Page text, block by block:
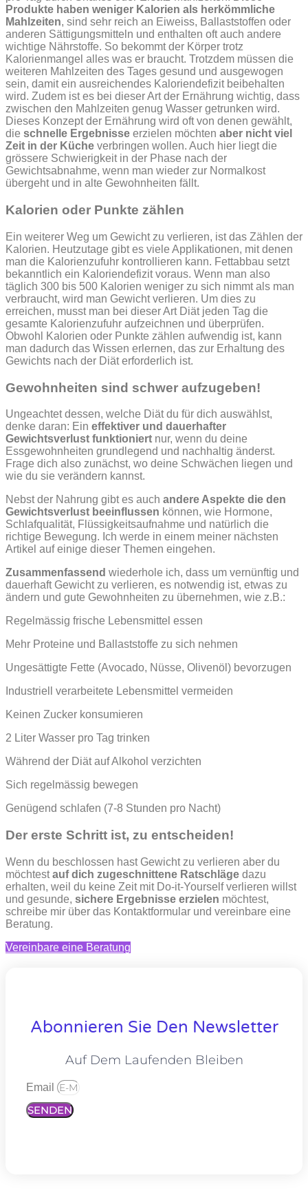
Produkte haben weniger Kalorien als herkömmliche
Mahlzeiten, sind sehr reich an Eiweiss, Ballaststoffen oder
anderen Sättigungsmitteln und enthalten oft auch andere
wichtige Nährstoffe. So bekommt der Körper trotz
Kalorienmangel alles was er braucht. Trotzdem müssen die
weiteren Mahlzeiten des Tages gesund und ausgewogen
sein, damit ein ausreichendes Kaloriendefizit beibehalten
wird. Zudem ist es bei dieser Art der Ernährung wichtig, dass
zwischen den Mahlzeiten genug Wasser getrunken wird.
Dieses Konzept der Ernährung wird oft von denen gewählt,
die schnelle Ergebnisse erzielen möchten aber nicht viel
Zeit in der Küche verbringen wollen. Auch hier liegt die
grössere Schwierigkeit in der Phase nach der
Gewichtsabnahme, wenn man wieder zur Normalkost
übergeht und in alte Gewohnheiten fällt.
Kalorien oder Punkte zählen
Ein weiterer Weg um Gewicht zu verlieren, ist das Zählen der
Kalorien. Heutzutage gibt es viele Applikationen, mit denen
man die Kalorienzufuhr kontrollieren kann. Fettabbau setzt
bekanntlich ein Kaloriendefizit voraus. Wenn man also
täglich 300 bis 500 Kalorien weniger zu sich nimmt als man
verbraucht, wird man Gewicht verlieren. Um dies zu
erreichen, musst man bei dieser Art Diät jeden Tag die
gesamte Kalorienzufuhr aufzeichnen und überprüfen.
Obwohl Kalorien oder Punkte zählen aufwendig ist, kann
man dadurch das Wissen erlernen, das zur Erhaltung des
Gewichts nach der Diät erforderlich ist.
Gewohnheiten sind schwer aufzugeben!
Ungeachtet dessen, welche Diät du für dich auswählst,
denke daran: Ein effektiver und dauerhafter
Gewichtsverlust funktioniert nur, wenn du deine
Essgewohnheiten grundlegend und nachhaltig änderst.
Frage dich also zunächst, wo deine Schwächen liegen und
wie du sie verändern kannst.
Nebst der Nahrung gibt es auch andere Aspekte die den
Gewichtsverlust beeinflussen können, wie Hormone,
Schlafqualität, Flüssigkeitsaufnahme und natürlich die
richtige Bewegung. Ich werde in einem meiner nächsten
Artikel auf einige dieser Themen eingehen.
Zusammenfassend wiederhole ich, dass um vernünftig und
dauerhaft Gewicht zu verlieren, es notwendig ist, etwas zu
ändern und gute Gewohnheiten zu übernehmen, wie z.B.:
Regelmässig frische Lebensmittel essen
Mehr Proteine und Ballaststoffe zu sich nehmen
Ungesättigte Fette (Avocado, Nüsse, Olivenöl) bevorzugen
Industriell verarbeitete Lebensmittel vermeiden
Keinen Zucker konsumieren
2 Liter Wasser pro Tag trinken
Während der Diät auf Alkohol verzichten
Sich regelmässig bewegen
Genügend schlafen (7-8 Stunden pro Nacht)
Der erste Schritt ist, zu entscheiden!
Wenn du beschlossen hast Gewicht zu verlieren aber du
möchtestauf dich zugeschnittene Ratschläge dazu
erhalten, weil du keine Zeit mit Do-it-Yourself verlieren willst
und gesunde, sichere Ergebnisse erzielen möchtest,
schreibe mir über das Kontaktformular und vereinbare eine
Beratung.
Vereinbare eine Beratung
Abonnieren Sie Den Newsletter
Auf Dem Laufenden Bleiben
Email
SENDEN